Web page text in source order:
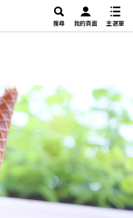
搜尋 我的頁面 主選單